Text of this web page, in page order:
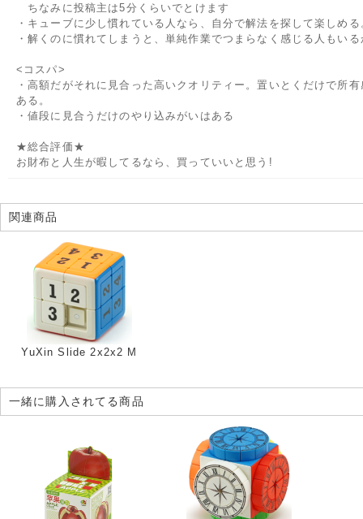
ちなみに投稿主は5分くらいでとけます
・キューブに少し慣れている人なら、自分で解法を探して楽しめる
・解くのに慣れてしまうと、単純作業でつまらなく感じる人もいる
<コスパ>
・高額だがそれに見合った高いクオリティー。置いとくだけで所有
ある。
・値段に見合うだけのやり込みがいはある
★総合評価★
お財布と人生が暇してるなら、買っていいと思う!
関連商品
YuXin Slide 2x2x2 M
一緒に購入されてる商品